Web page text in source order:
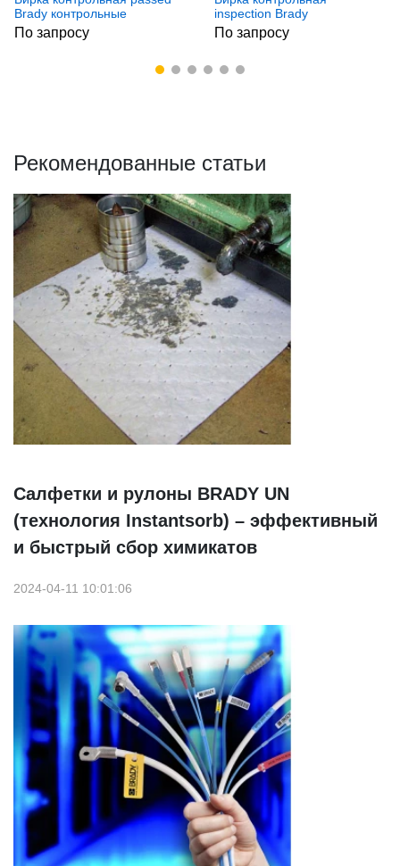
Brady контрольные
бирки,обозначение
качества и прохождения
По запросу
inspection Brady
контрольные
бирки,обозначение
ремонта, Полужесткий,
По запросу
Рекомендованные статьи
Салфетки и рулоны BRADY UN
(технология Instantsorb) – эффективный
и быстрый сбор химикатов
2024-04-11 10:01:06